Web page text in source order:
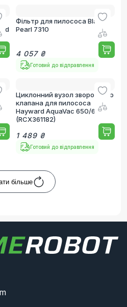
Фільтр для пилососа Black
Pearl 7310
4 057 ₴
Готовий до відправлення
Циклонний вузол зворотного
клапана для пилососа
Hayward AquaVac 650/600
(RCX361182)
1 489 ₴
Готовий до відправлення
більше